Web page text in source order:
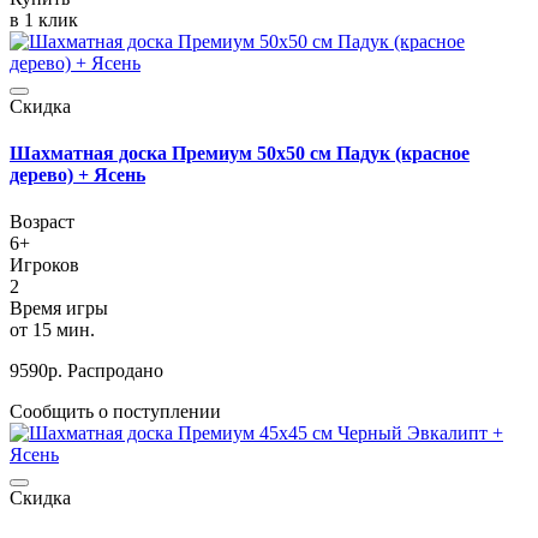
в 1 клик
Скидка
Шахматная доска Премиум 50х50 см Падук (красное
дерево) + Ясень
Возраст
6+
Игроков
2
Время игры
от 15 мин.
9590р. Распродано
Сообщить о поступлении
Скидка